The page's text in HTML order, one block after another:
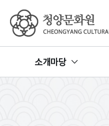
청양문화원
소개마당